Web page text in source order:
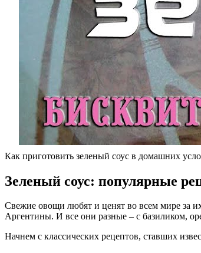
Как приготовить зеленый соус в домашних
Зеленый соус: популярные
Свежие овощи любят и ценят во всем мире за
Аргентины. И все они разные – с базиликом,
Начнем с классических рецептов, ставших